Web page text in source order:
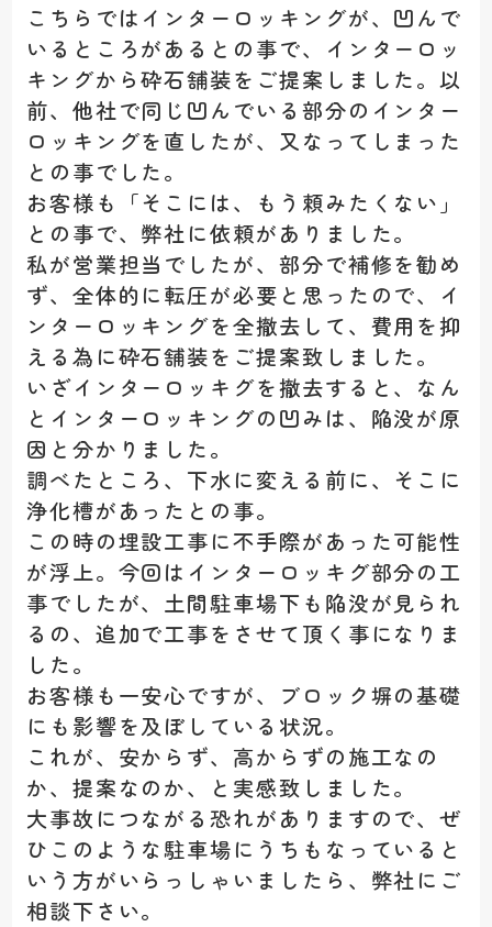
こちらではインターロッキングが、凹んで
いるところがあるとの事で、インターロッ
キングから砕石舗装をご提案しました。以
前、他社で同じ凹んでいる部分のインター
ロッキングを直したが、又なってしまった
との事でした。
お客様も「そこには、もう頼みたくない」
との事で、弊社に依頼がありました。
私が営業担当でしたが、部分で補修を勧め
ず、全体的に転圧が必要と思ったので、イ
ンターロッキングを全撤去して、費用を抑
える為に砕石舗装をご提案致しました。
いざインターロッキグを撤去すると、なん
とインターロッキングの凹みは、陥没が原
因と分かりました。
調べたところ、下水に変える前に、そこに
浄化槽があったとの事。
この時の埋設工事に不手際があった可能性
が浮上。今回はインターロッキグ部分の工
事でしたが、土間駐車場下も陥没が見られ
るの、追加で工事をさせて頂く事になりま
した。
お客様も一安心ですが、ブロック塀の基礎
にも影響を及ぼしている状況。
これが、安からず、高からずの施工なの
か、提案なのか、と実感致しました。
大事故につながる恐れがありますので、ぜ
ひこのような駐車場にうちもなっていると
いう方がいらっしゃいましたら、弊社にご
相談下さい。